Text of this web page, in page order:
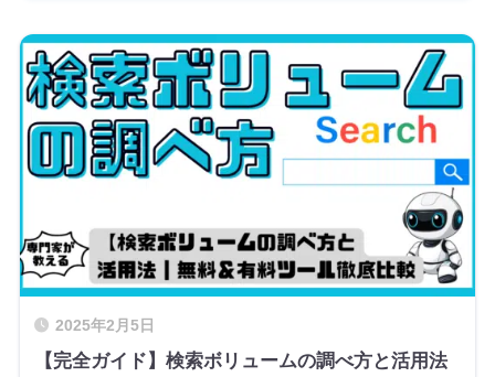
2025年2月5日
【完全ガイド】検索ボリュームの調べ方と活用法